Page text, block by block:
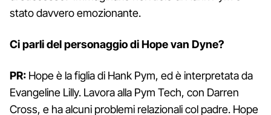
stato davvero emozionante.
Ci parli del personaggio di Hope van Dyne?
PR: Hope è la figlia di Hank Pym, ed è interpretata da
Evangeline Lilly. Lavora alla Pym Tech, con Darren
Cross, e ha alcuni problemi relazionali col padre. Hope